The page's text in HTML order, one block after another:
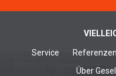
Service Referenzen
Über